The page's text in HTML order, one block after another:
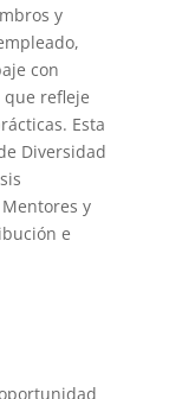
y
con
refleje
Esta
Diversidad
y
e